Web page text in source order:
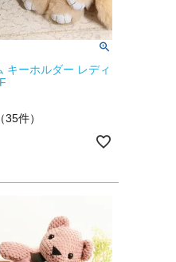
キーホルダー レディ
（35件）